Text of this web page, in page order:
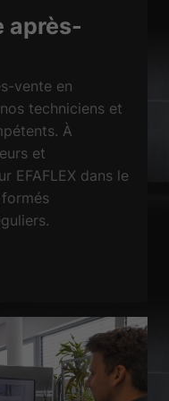
après-
vente en
techniciens et
À
et
EFAFLEX dans le
formés